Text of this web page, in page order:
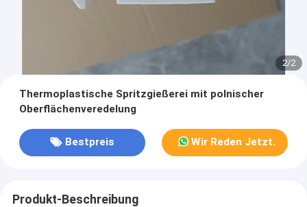
2/2
Thermoplastische Spritzgießerei mit polnischer
Oberflächenveredelung
Bestpreis Wir Reden Jetzt.
Produkt-Beschreibung